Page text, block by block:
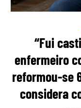
“Fui
enfermeiro
reformou-se
considera